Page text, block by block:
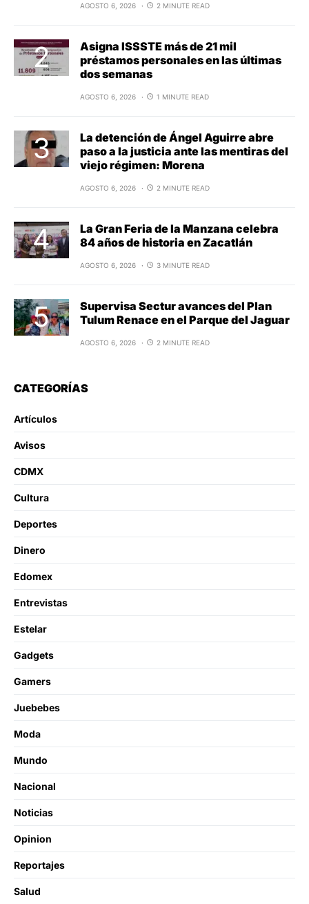
AGOSTO 6, 2026 2 MINUTE READ
Asigna ISSSTE más de 21 mil
préstamos personales en las últimas
dos semanas
AGOSTO 6, 2026 1 MINUTE READ
La detención de Ángel Aguirre abre
paso a la justicia ante las mentiras del
viejo régimen: Morena
AGOSTO 6, 2026 2 MINUTE READ
La Gran Feria de la Manzana celebra
84 años de historia en Zacatlán
AGOSTO 6, 2026 3 MINUTE READ
Supervisa Sectur avances del Plan
Tulum Renace en el Parque del Jaguar
AGOSTO 6, 2026 2 MINUTE READ
CATEGORÍAS
Artículos
Avisos
CDMX
Cultura
Deportes
Dinero
Edomex
Entrevistas
Estelar
Gadgets
Gamers
Juebebes
Moda
Mundo
Nacional
Noticias
Opinion
Reportajes
Salud